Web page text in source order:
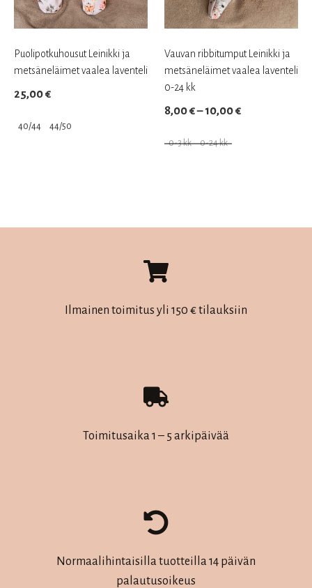
Puolipotkuhousut Leinikki ja
metsäneläimet vaalea laventeli
25,00€
40/44 44/50
useampi
Vauvan ribbitumput Leinikki ja
metsäneläimet vaalea laventeli
0-24 kk
8,00€– 10,00€Hintaluokka:
0-3 kk 0-24 kk
useampi
Voit
tehdä
valinnat
Ilmainen toimitus yli 150 € tilauksiin
Toimitusaika 1 – 5 arkipäivää
Normaalihintaisilla tuotteilla 14 päivän
palautusoikeus